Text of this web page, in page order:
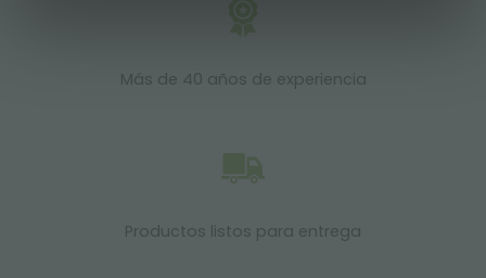
Más de 40 años de experiencia
Productos listos para entrega